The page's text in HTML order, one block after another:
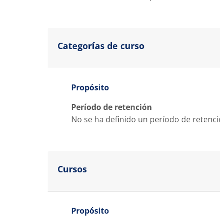
Categorías de curso
Propósito
Período de retención
No se ha definido un período de
Cursos
Propósito